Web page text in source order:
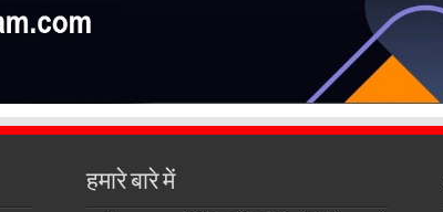
हमारे बारे में